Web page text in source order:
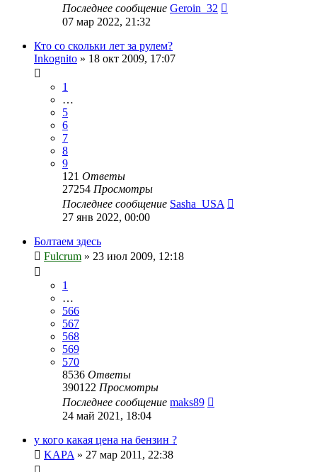
Последнее сообщение Geroin_32
07 мар 2022, 21:32
Кто со скольки лет за рулем?
Inkognito » 18 окт 2009, 17:07
1
…
5
6
7
8
9
121 Ответы
27254 Просмотры
Последнее сообщение Sasha_USA
27 янв 2022, 00:00
Болтаем здесь
Fulcrum » 23 июл 2009, 12:18
1
…
566
567
568
569
570
8536 Ответы
390122 Просмотры
Последнее сообщение maks89
24 май 2021, 18:04
у кого какая цена на бензин ?
KAPA » 27 мар 2011, 22:38